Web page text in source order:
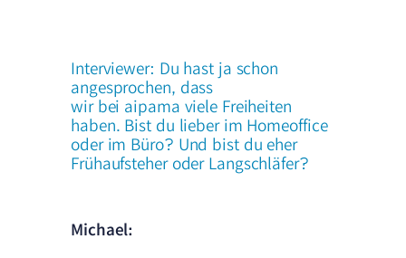
Interviewer: Du hast ja schon
angesprochen, dass
wir bei aipama viele Freiheiten
haben. Bist du lieber im Homeoffice
oder im Büro? Und bist du eher
Frühaufsteher oder Langschläfer?
Michael: